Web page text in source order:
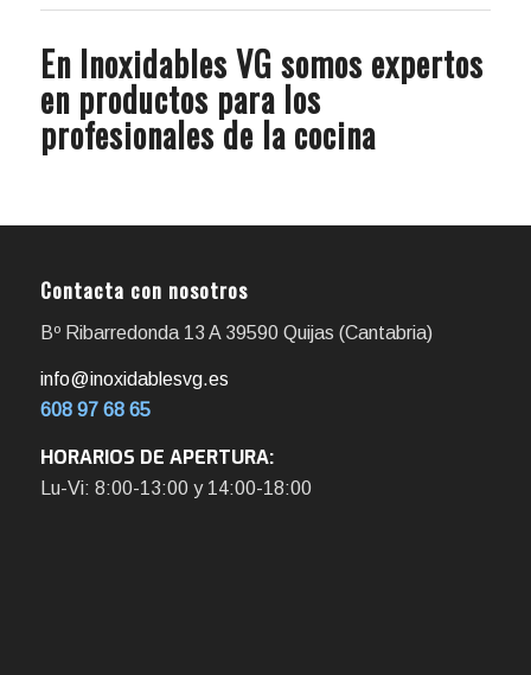
En Inoxidables VG somos expertos
en productos para los
profesionales de la cocina
Contacta con nosotros
Bº Ribarredonda 13 A 39590 Quijas (Cantabria)
info@inoxidablesvg.es
608 97 68 65
HORARIOS DE APERTURA:
Lu-Vi: 8:00-13:00 y 14:00-18:00